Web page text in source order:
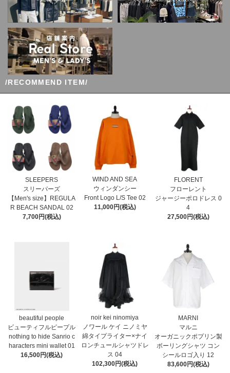
/RECOMMEND ITEM/
SLEEPERS
スリーパーズ
【Men's size】REGULA
R BEACH SANDAL 02
7,700円(税込)
WIND AND SEA
ウィンダンシー
Front Logo L/S Tee 02
11,000円(税込)
FLORENT
フローレント
ジャージーポロドレス 0
4
27,500円(税込)
beautiful people
ビューティフルピープル
nothing to hide Sanrio c
haracters mini wallet⁠ 01
16,500円(税込)
noir kei ninomiya
ノワール ケイ ニノミヤ
綿タイプライター×ナイ
ロンチュールシャツドレ
ス 04
102,300円(税込)
MARNI
マルニ
オーガニックポプリン製
ボーリングシャツ コン
シールロゴ入り 12
83,600円(税込)